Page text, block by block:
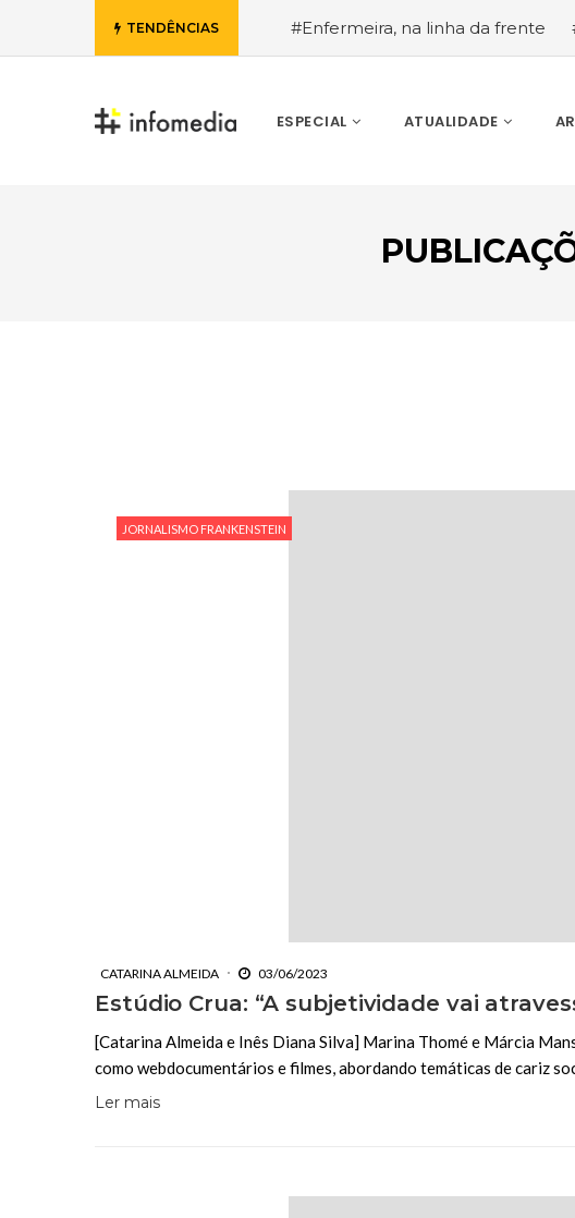
TENDÊNCIAS #Enfermeira, na linha da frente
ESPECIAL ATUALIDADE
JORNALISMO FRANKENSTEIN
CATARINA ALMEIDA 03/06/2023
Estúdio Crua: “A subjetividade vai
[Catarina Almeida e Inês Diana Silva] Marina Thomé e Márcia
como webdocumentários e filmes, abordando temáticas de cariz
Ler mais